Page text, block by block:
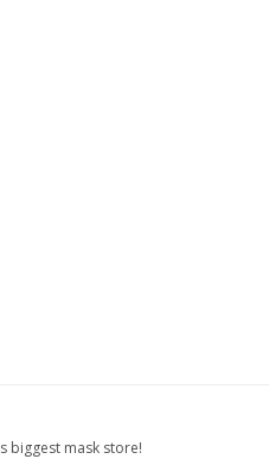
biggest mask store!